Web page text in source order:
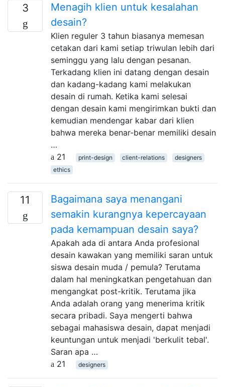
3
Menagih klien untuk kesalahan
desain?
Klien reguler 3 tahun biasanya memesan
cetakan dari kami setiap triwulan lebih dari
seminggu yang lalu dengan pesanan.
Terkadang klien ini datang dengan desain
dan kadang-kadang kami melakukan
desain di rumah. Ketika kami selesai
dengan desain kami mengirimkan bukti dan
kemudian mendengar kabar dari klien
bahwa mereka benar-benar memiliki desain
…
21
print-design client-relations
designers
ethics
11
Bagaimana saya menangani
semakin kurangnya kepercayaan
pada kemampuan desain saya?
Apakah ada di antara Anda profesional
desain kawakan yang memiliki saran untuk
siswa desain muda / pemula? Terutama
dalam hal meningkatkan pengetahuan dan
mengangkat post-kritik. Terutama jika
Anda adalah orang yang menerima kritik
secara pribadi. Saya mengerti bahwa
sebagai mahasiswa desain, dapat menjadi
keuntungan untuk menjadi 'berkulit tebal'.
Saran apa …
21
designers